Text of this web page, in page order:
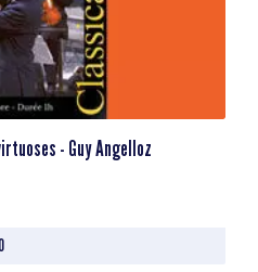
- Guy Angelloz